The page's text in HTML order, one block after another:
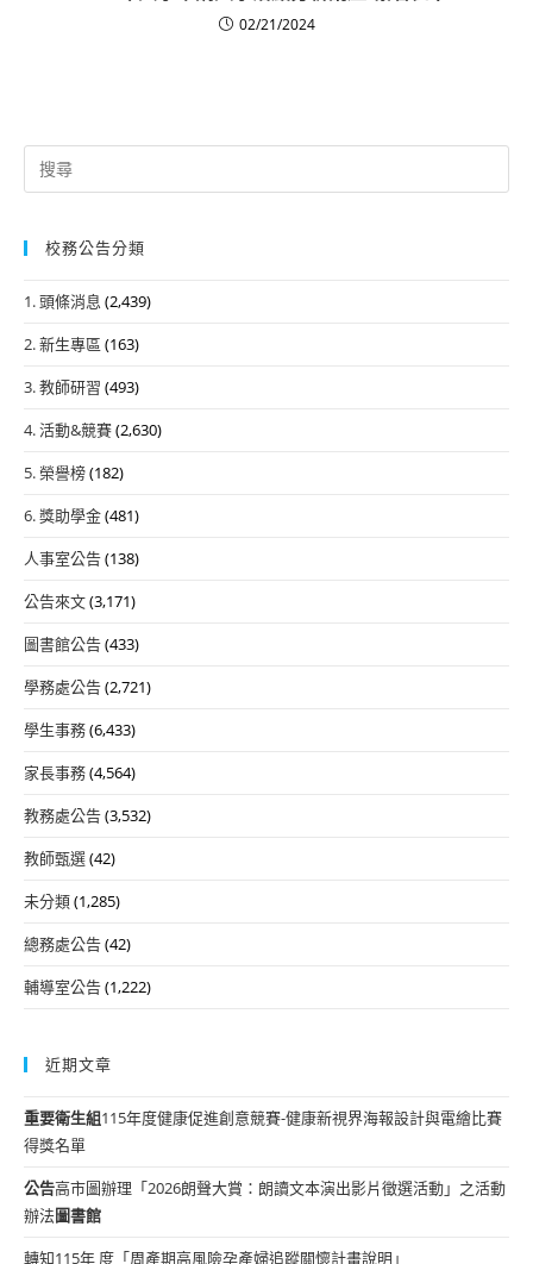
02/21/2024
Search
for:
校務公告分類
1. 頭條消息 (2,439)
2. 新生專區 (163)
3. 教師研習 (493)
4. 活動&競賽(2,630)
5. 榮譽榜(182)
6. 獎助學金(481)
人事室公告(138)
公告來文(3,171)
圖書館公告(433)
學務處公告(2,721)
學生事務(6,433)
家長事務(4,564)
教務處公告(3,532)
教師甄選(42)
未分類(1,285)
總務處公告(42)
輔導室公告(1,222)
近期文章
重要衛生組115年度健康促進創意競賽-健康新視界海報設計與電繪比賽
得獎名單
公告高市圖辦理「2026朗聲大賞：朗讀文本演出影片徵選活動」之活動
辦法圖書館
轉知115年 度「周產期高風險孕產婦追蹤關懷計畫說明」